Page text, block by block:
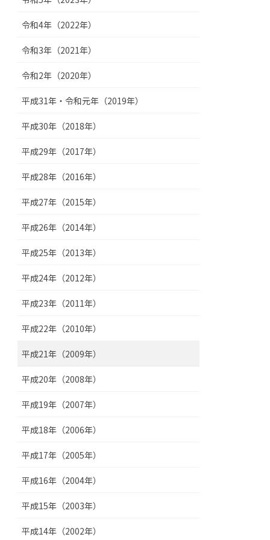
令和4年（2022年）
令和3年（2021年）
令和2年（2020年）
平成31年・令和元年（2019年）
平成30年（2018年）
平成29年（2017年）
平成28年（2016年）
平成27年（2015年）
平成26年（2014年）
平成25年（2013年）
平成24年（2012年）
平成23年（2011年）
平成22年（2010年）
平成21年（2009年）
平成20年（2008年）
平成19年（2007年）
平成18年（2006年）
平成17年（2005年）
平成16年（2004年）
平成15年（2003年）
平成14年（2002年）